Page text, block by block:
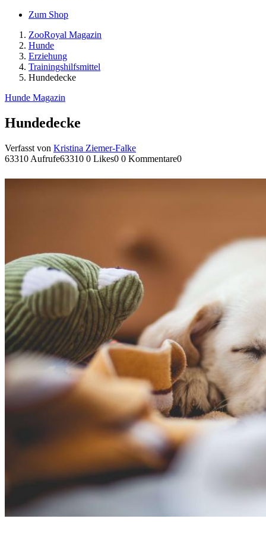
Zum Shop
ZooRoyal Magazin
Hunde
Erziehung
Trainingshilfsmittel
Hundedecke
Hunde Magazin
Hundedecke
Verfasst von Kristina Ziemer-Falke
63310 Aufrufe63310 0 Likes0 0 Kommentare0